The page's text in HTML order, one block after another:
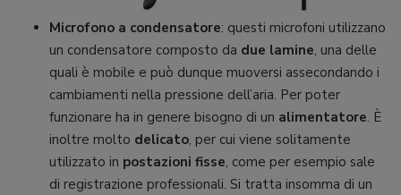
Microfono a condensatore: questi microfoni utilizzano
un condensatore composto da due lamine, una delle
quali è mobile e può dunque muoversi assecondando i
cambiamenti nella pressione dell’aria. Per poter
funzionare ha in genere bisogno di un alimentatore. È
inoltre molto delicato, per cui viene solitamente
utilizzato in postazioni fisse, come per esempio sale
di registrazione professionali. Si tratta insomma di un